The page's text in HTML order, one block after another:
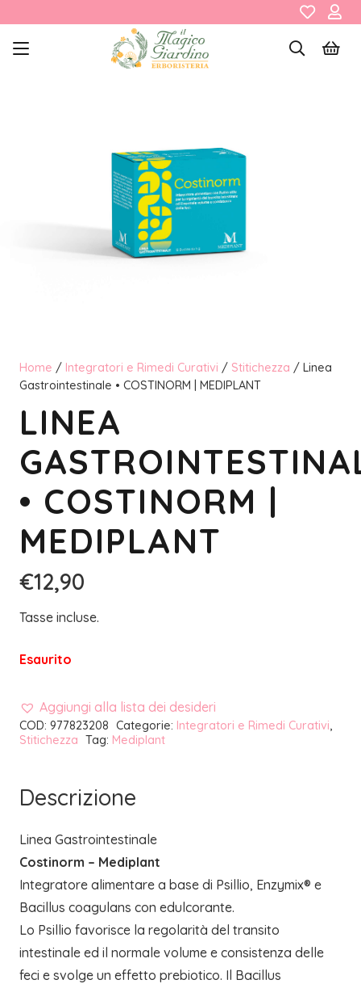
Home / Integratori e Rimedi Curativi / Stitichezza / Linea
Gastrointestinale • COSTINORM | MEDIPLANT
LINEA
• COSTINORM |
MEDIPLANT
€12,90
Tasse incluse.
Esaurito
Aggiungi alla lista dei desideri
COD: 977823208 Categorie: Integratori e Rimedi Curativi,
Stitichezza Tag: Mediplant
Descrizione
Linea Gastrointestinale
Costinorm – Mediplant
Integratore alimentare a base di Psillio, Enzymix® e
Bacillus coagulans con edulcorante.
Lo Psillio favorisce la regolarità del transito
intestinale ed il normale volume e consistenza delle
feci e svolge un effetto prebiotico. Il Bacillus